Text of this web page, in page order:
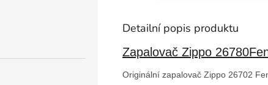
Detailní popis produktu
Zapalovač Zippo
Originální zapalovač Zippo 26702